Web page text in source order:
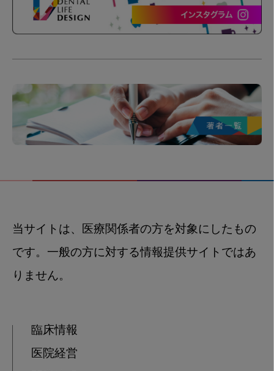
当サイトは、医療関係者の方を対象にしたもの
です。一般の方に対する情報提供サイトではあ
りません。
臨床情報
医院経営